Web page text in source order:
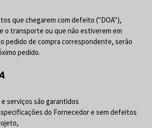
que chegarem com defeito ("DOA"),
o transporte ou que não estiverem em
pedido de compra correspondente, serão
pedido.
serviços são garantidos
do Fornecedor e sem defeitos